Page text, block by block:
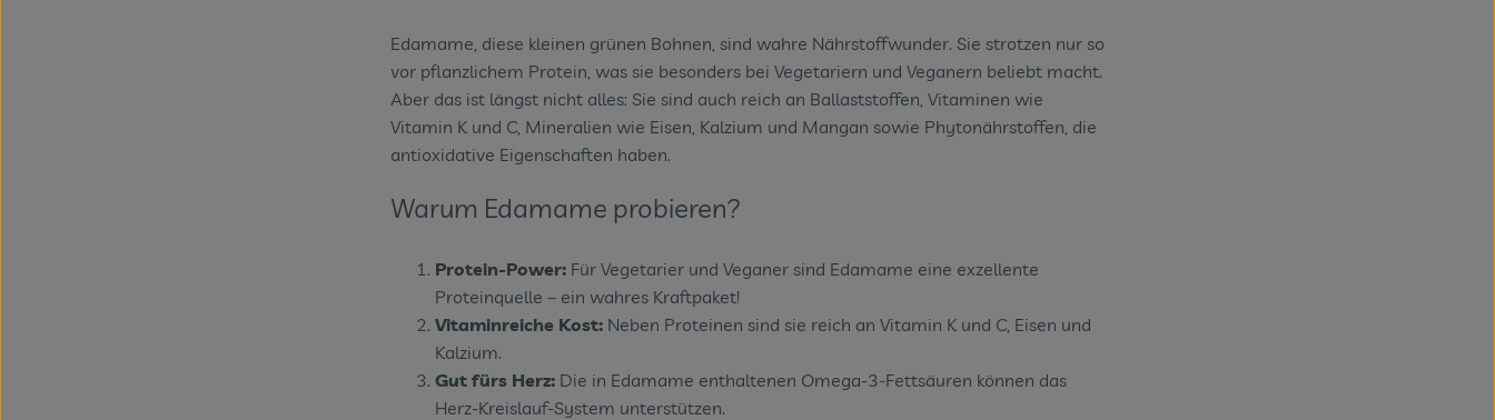
Edamame, diese kleinen grünen Bohnen, sind wahre Nährstoffwunder. Sie strotzen nur so
vor pflanzlichem Protein, was sie besonders bei Vegetariern und Veganern beliebt macht.
Aber das ist längst nicht alles: Sie sind auch reich an Ballaststoffen, Vitaminen wie
Vitamin K und C, Mineralien wie Eisen, Kalzium und Mangan sowie Phytonährstoffen, die
antioxidative Eigenschaften haben.
Warum Edamame probieren?
Protein-Power: Für Vegetarier und Veganer sind Edamame eine exzellente
Proteinquelle – ein wahres Kraftpaket!
Vitaminreiche Kost: Neben Proteinen sind sie reich an Vitamin K und C, Eisen und
Kalzium.
Gut fürs Herz: Die in Edamame enthaltenen Omega-3-Fettsäuren können das
Herz-Kreislauf-System unterstützen.